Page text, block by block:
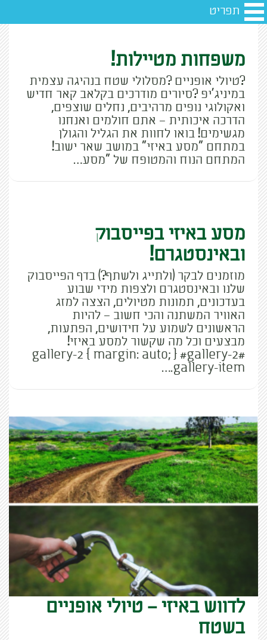
משפחות מטיילות!
?טיולי אופניים ?מסלולי שטח בנהיגה עצמית
במיניג'יפ ?סיורים מודרכים בקלאב קאר חדיש
ואקולוגי נופים מרהיבים, נחלים שוצפים,
הדרכה איכותית – אתם חולמים ואנחנו
מגשימים! בואו לחוות את הגליל והגולן
במתחם "מסע באיזי" במושב שאר ישוב!
המתחם הנוח והמטופח של "מסע…
מסע באיזי בפייסבוק
ובאינסטגרם!
מוזמנים לבקר (ולתייג ולשתף?) בדף הפייסבוק
שלנו ובאינסטגרם ולצפות מידי שבוע
בעדכונים, תמונות מטיולים, הצצה למזג
האוויר המשתנה והכי חשוב – להיות
הראשונים לשמוע על חידושים, הפתעות,
מבצעים וכל מה שקשור למסע באיזי!
#gallery-2 { margin: auto; } #gallery-2
.gallery-item…
לדווש באיזי – טיולי אופניים
בשטח
תפריט